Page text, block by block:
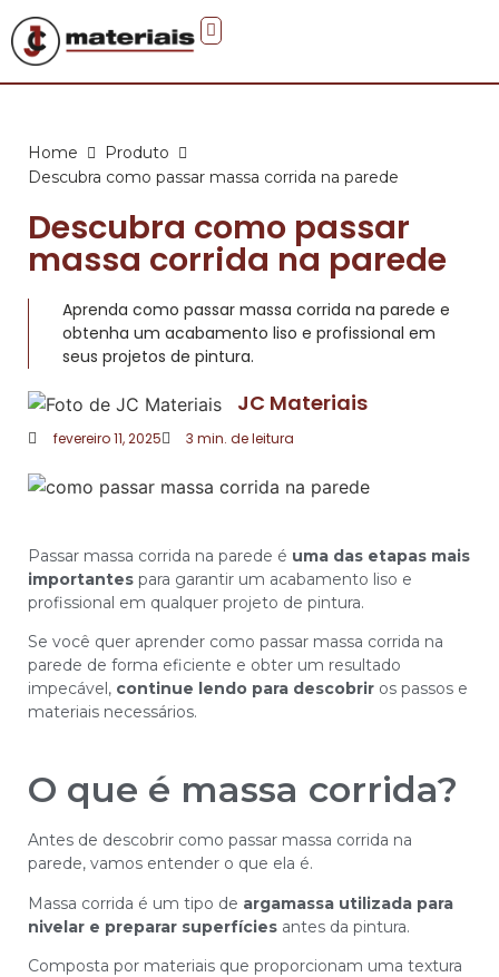
Home
Produto
Descubra como passar massa corrida na parede
Descubra como passar
massa corrida na parede
Aprenda como passar massa corrida na parede e
obtenha um acabamento liso e profissional em
seus projetos de pintura.
JC Materiais
fevereiro 11, 2025 3 min. de leitura
Passar massa corrida na parede é uma das etapas mais
importantes para garantir um acabamento liso e
profissional em qualquer projeto de pintura.
Se você quer aprender como passar massa corrida na
parede de forma eficiente e obter um resultado
impecável, continue lendo para descobrir os passos e
materiais necessários.
O que é massa corrida?
Antes de descobrir como passar massa corrida na
parede, vamos entender o que ela é.
Massa corrida é um tipo de argamassa utilizada para
nivelar e preparar superfícies antes da pintura.
Composta por materiais que proporcionam uma textura